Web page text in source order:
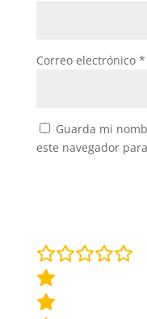
Correo electrónico *
Guarda mi
este navegador